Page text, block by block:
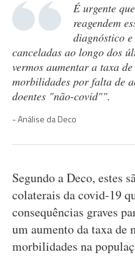
É urgente
reagendem
diagnóstico
canceladas ao longo dos
vermos aumentar a taxa
morbilidades por falta de
doentes "não-covid"".
Análise da Deco
Segundo a Deco, estes
colaterais da covid-19
consequências graves
um aumento da taxa de
morbilidades na